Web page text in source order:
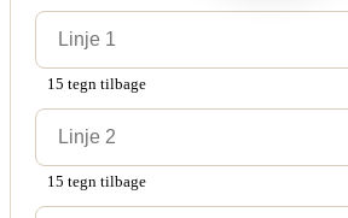
15 tegn tilbage
15 tegn tilbage